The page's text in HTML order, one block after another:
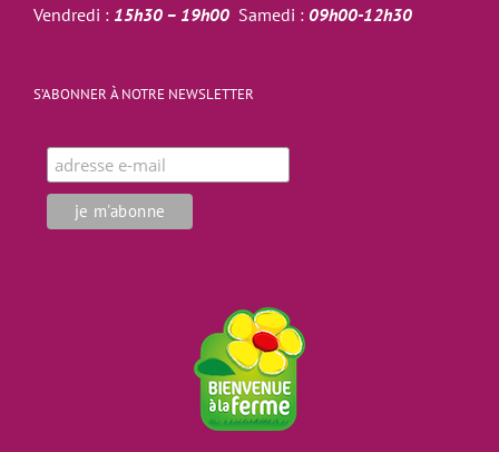
Vendredi : 15h30 – 19h00 Samedi : 09h00-12h30
S’ABONNER À NOTRE NEWSLETTER